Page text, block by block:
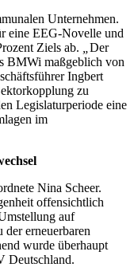
Unternehmen.
eine EEG-Novelle und
Ziels ab.
Der
BMWi maßgeblich von
Ingbert
zu
Legislaturperiode eine
im
Nina Scheer.
offensichtlich
auf
erneuerbaren
wurde überhaupt
Deutschland.